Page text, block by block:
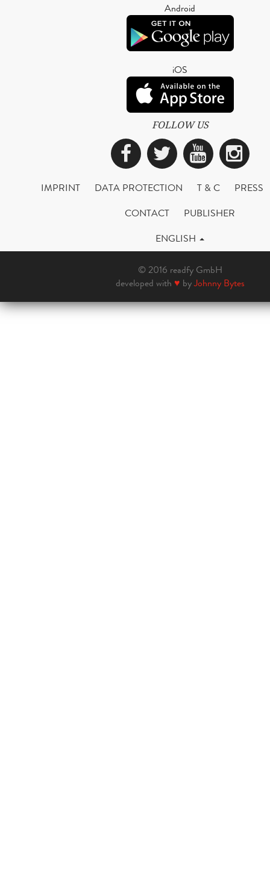
Android
iOS
FOLLOW US
Facebook
Twitter
IMPRINT DATA PROTECTION T & C
PRESS
CONTACT
PUBLISHER
ENGLISH
© 2016 readfy GmbH
developed with ♥ byJohnny Bytes